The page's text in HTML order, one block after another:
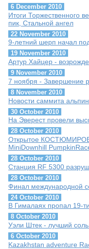
6 December 2010
Итоги Торжественного
пик, Стальной ангел
22 November 2010
9-летний шерп начал
19 November 2010
Артур Хайцер -
9 November 2010
7 ноября - Завершение
8 November 2010
Новости саммита
30 October 2010
На Эверест провели
28 October 2010
Открытое
MiniDownhill
28 October 2010
Станция RF 5300
28 October 2010
Финал международной
24 October 2010
В Гималаях пропал 19-
8 October 2010
Уэли Штек - лучший
6 October 2010
Kazakhstan adventure